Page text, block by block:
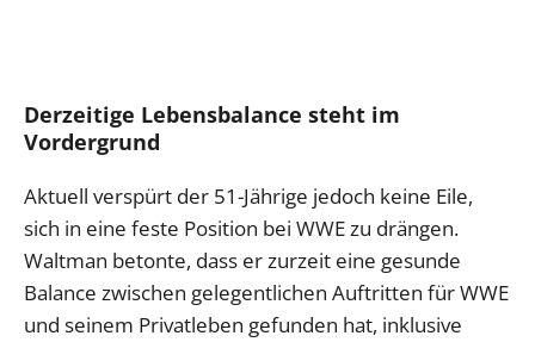
Derzeitige Lebensbalance steht im
Vordergrund
Aktuell verspürt der 51-Jährige jedoch keine Eile,
sich in eine feste Position bei WWE zu drängen.
Waltman betonte, dass er zurzeit eine gesunde
Balance zwischen gelegentlichen Auftritten für WWE
und seinem Privatleben gefunden hat, inklusive